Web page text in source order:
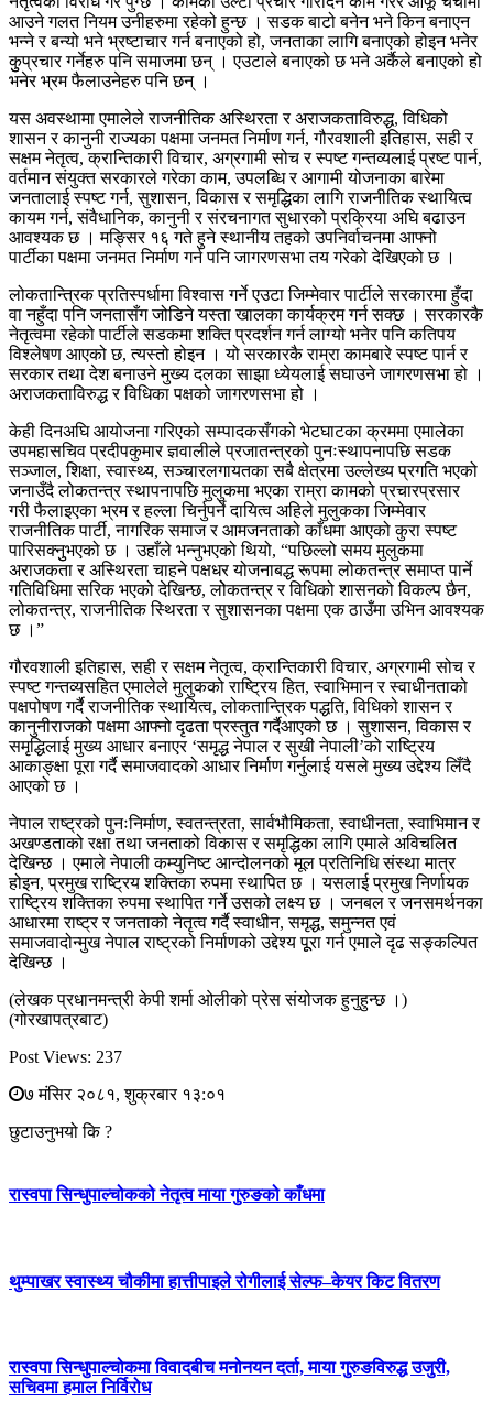
आउने गलत नियम उनीहरुमा रहेको हुन्छ । सडक बाटो बनेन भने किन बनाएन
भन्ने र बन्यो भने भ्रष्टाचार गर्न बनाएको हो, जनताका लागि बनाएको होइन भनेर
कुुप्रचार गर्नेहरु पनि समाजमा छन् । एउटाले बनाएको छ भने अर्कैले बनाएको हो
भनेर भ्रम फैलाउनेहरु पनि छन् ।
यस अवस्थामा एमालेले राजनीतिक अस्थिरता र अराजकताविरुद्ध, विधिको
शासन र कानुनी राज्यका पक्षमा जनमत निर्माण गर्न, गौरवशाली इतिहास, सही र
सक्षम नेतृत्व, क्रान्तिकारी विचार, अग्रगामी सोच र स्पष्ट गन्तव्यलाई प्रष्ट पार्न,
वर्तमान संयुक्त सरकारले गरेका काम, उपलब्धि र आगामी योजनाका बारेमा
जनतालाई स्पष्ट गर्न, सुशासन, विकास र समृद्धिका लागि राजनीतिक स्थायित्व
कायम गर्न, संवैधानिक, कानुनी र संरचनागत सुधारको प्रक्रिया अघि बढाउन
आवश्यक छ । मङ्सिर १६ गते हुने स्थानीय तहको उपनिर्वाचनमा आफ्नो
पार्टीका पक्षमा जनमत निर्माण गर्न पनि जागरणसभा तय गरेको देखिएको छ ।
लोकतान्त्रिक प्रतिस्पर्धामा विश्वास गर्ने एउटा जिम्मेवार पार्टीले सरकारमा हुँदा
वा नहुँदा पनि जनतासँग जोडिने यस्ता खालका कार्यक्रम गर्न सक्छ । सरकारकै
नेतृत्वमा रहेको पार्टीले सडकमा शक्ति प्रदर्शन गर्न लाग्यो भनेर पनि कतिपय
विश्लेषण आएको छ, त्यस्तो होइन । यो सरकारकै राम्रा कामबारे स्पष्ट पार्न र
सरकार तथा देश बनाउने मुख्य दलका साझा ध्येयलाई सघाउने जागरणसभा हो ।
अराजकताविरुद्ध र विधिका पक्षको जागरणसभा हो ।
केही दिनअघि आयोजना गरिएको सम्पादकसँगको भेटघाटका क्रममा एमालेका
उपमहासचिव प्रदीपकुमार ज्ञवालीले प्रजातन्त्रको पुनःस्थापनापछि सडक
सञ्जाल, शिक्षा, स्वास्थ्य, सञ्चारलगायतका सबै क्षेत्रमा उल्लेख्य प्रगति भएको
जनाउँदै लोकतन्त्र स्थापनापछि मुलुकमा भएका राम्रा कामको प्रचारप्रसार
गरी फैलाइएका भ्रम र हल्ला चिर्नुपर्ने दायित्व अहिले मुलुकका जिम्मेवार
राजनीतिक पार्टी, नागरिक समाज र आमजनताको काँधमा आएको कुरा स्पष्ट
पारिसक्नुुभएको छ । उहाँले भन्नुभएको थियो, “पछिल्लो समय मुलुकमा
अराजकता र अस्थिरता चाहने पक्षधर योजनाबद्ध रूपमा लोकतन्त्र समाप्त पार्ने
गतिविधिमा सरिक भएको देखिन्छ, लोेकतन्त्र र विधिको शासनको विकल्प छैन,
लोकतन्त्र, राजनीतिक स्थिरता र सुशासनका पक्षमा एक ठाउँमा उभिन आवश्यक
छ ।”
गौरवशाली इतिहास, सही र सक्षम नेतृत्व, क्रान्तिकारी विचार, अग्रगामी सोच र
स्पष्ट गन्तव्यसहित एमालेले मुलुकको राष्ट्रिय हित, स्वाभिमान र स्वाधीनताको
पक्षपोषण गर्दै राजनीतिक स्थायित्व, लोकतान्त्रिक पद्धति, विधिको शासन र
कानुनीराजको पक्षमा आफ्नो दृढता प्रस्तुत गर्दैआएको छ । सुशासन, विकास र
समृद्धिलाई मुख्य आधार बनाएर ‘समृद्ध नेपाल र सुखी नेपाली’को राष्ट्रिय
आकाङ्क्षा पूरा गर्दै समाजवादको आधार निर्माण गर्नुलाई यसले मुख्य उद्देश्य लिँदै
आएको छ ।
नेपाल राष्ट्रको पुनःनिर्माण, स्वतन्त्रता, सार्वभौमिकता, स्वाधीनता, स्वाभिमान र
अखण्डताको रक्षा तथा जनताको विकास र समृद्धिका लागि एमाले अविचलित
देखिन्छ । एमाले नेपाली कम्युनिष्ट आन्दोलनको मूल प्रतिनिधि संस्था मात्र
होइन, प्रमुख राष्ट्रिय शक्तिका रुपमा स्थापित छ । यसलाई प्रमुख निर्णायक
राष्ट्रिय शक्तिका रुपमा स्थापित गर्ने उसको लक्ष्य छ । जनबल र जनसमर्थनका
आधारमा राष्ट्र र जनताको नेतृत्व गर्दै स्वाधीन, समृद्ध, समुन्नत एवं
समाजवादोन्मुख नेपाल राष्ट्रको निर्माणको उद्देश्य पूूरा गर्न एमाले दृढ सङ्कल्पित
देखिन्छ ।
(लेखक प्रधानमन्त्री केपी शर्मा ओलीको प्रेस संयोजक हुनुहुन्छ ।)
(गोरखापत्रबाट)
Post Views: 237
७ मंसिर २०८१, शुक्रबार १३:०१
छुटाउनुभयो कि ?
रास्वपा सिन्धुपाल्चोकको नेतृत्व माया गुरुङको काँधमा
थुम्पाखर स्वास्थ्य चौकीमा हात्तीपाइले रोगीलाई सेल्फ–केयर किट वितरण
रास्वपा सिन्धुपाल्चोकमा विवादबीच मनोनयन दर्ता, माया गुरुङविरुद्ध उजुरी,
सचिवमा हमाल निर्विरोध